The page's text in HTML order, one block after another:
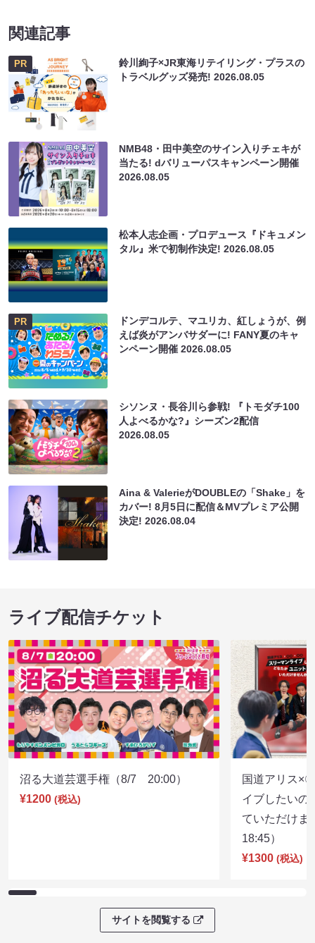
関連記事
PR
鈴川絢子×JR東海リテイリング・プラスの
トラベルグッズ発売!2026.08.05
NMB48・田中美空のサイン入りチェキが
当たる! dバリューパスキャンペーン開催
2026.08.05
松本人志企画・プロデュース『ドキュメン
タル』米で初制作決定!2026.08.05
PR
ドンデコルテ、マユリカ、紅しょうが、例
えば炎がアンバサダーに! FANY夏のキャ
ンペーン開催2026.08.05
シソンヌ・長谷川ら参戦! 『トモダチ100
人よべるかな?』シーズン2配信
2026.08.05
Aina & ValerieがDOUBLEの「Shake」を
カバー! 8月5日に配信＆MVプレミア公開
決定!2026.08.04
ライブ配信チケット
沼る大道芸選手権（8/7 20:00）
¥1200 (税込)
国道アリス×
イブしたいの
ていただけ
18:45）
¥1300 (税込)
サイトを閲覧する